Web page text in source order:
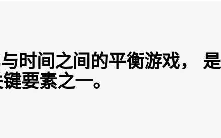
时间之间的平衡游戏， 是
要素之一。